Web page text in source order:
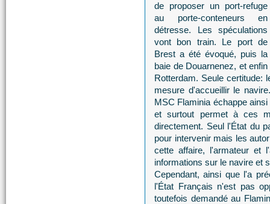
de proposer un port-refuge
au porte-conteneurs en
détresse. Les spéculations
vont bon train. Le port de
Brest a été évoqué, puis la
baie de Douarnenez, et enfin
Rotterdam. Seule certitude:
mesure d'accueillir le
MSC Flaminia échappe
et surtout permet à ces
directement. Seul l'État du
pour intervenir mais les
cette affaire, l'armateur et
informations sur le navire et
Cependant, ainsi que l'a
l'État Français n'est pas
toutefois demandé au